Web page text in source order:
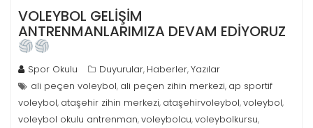
VOLEYBOL GELİŞİM
ANTRENMANLARIMIZA DEVAM EDİYORUZ
Spor Okulu Duyurular, Haberler,Yazılar
ali peçen voleybol, ali peçen zihin merkezi, ap sportif
voleybol, ataşehir zihin merkezi, ataşehirvoleybol,voleybol,
voleybol okulu antrenman,voleybolcu,voleybolkursu,